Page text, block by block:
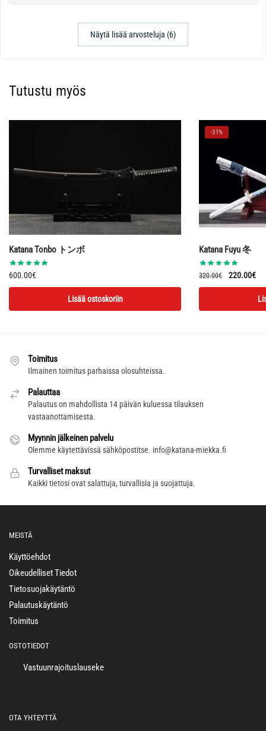
Näytä lisää arvosteluja (6)
Tutustu myös
Katana Tonbo トンボ
600.00€
Lisää ostoskoriin
-31%
Katana Fuyu 冬
320.00€
hinta
320.00€.
220.00€
on:
Toimitus
Ilmainen toimitus parhaissa olosuhteissa.
Palauttaa
Palautus on mahdollista 14 päivän kuluessa tilauksen
vastaanottamisesta.
Myynnin jälkeinen palvelu
Olemme käytettävissä sähköpostitse. info@katana-miekka.fi
Turvalliset maksut
Kaikki tietosi ovat salattuja, turvallisia ja suojattuja.
MEISTÄ
Käyttöehdot
Oikeudelliset Tiedot
Tietosuojakäytäntö
Palautuskäytäntö
Toimitus
OSTOTIEDOT
Vastuunrajoituslauseke
OTA YHTEYTTÄ